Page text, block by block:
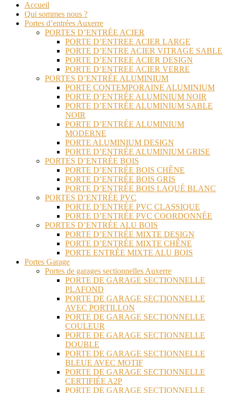
Accueil
Qui sommes nous ?
Portes d’entrées Auxerre
PORTES D’ENTRÉE ACIER
PORTE D’ENTREE ACIER LARGE
PORTE D’ENTRE ACIER VITRAGE SABLE
PORTE D’ENTREE ACIER DESIGN
PORTE D’ENTREE ACIER VERRE
PORTES D’ENTRÉE ALUMINIUM
PORTE CONTEMPORAINE ALUMINIUM
PORTE D’ENTRÉE ALUMINIUM NOIR
PORTE D’ENTRÉE ALUMINIUM SABLE
NOIR
PORTE D’ENTRÉE ALUMINIUM
MODERNE
PORTE ALUMINIUM DESIGN
PORTE D’ENTRÉE ALUMINIUM GRISE
PORTES D’ENTRÉE BOIS
PORTE D’ENTRÉE BOIS CHÊNE
PORTE D’ENTRÉE BOIS GRIS
PORTE D’ENTRÉE BOIS LAQUÉ BLANC
PORTES D’ENTRÉE PVC
PORTE D’ENTRÉE PVC CLASSIQUE
PORTE D’ENTRÉE PVC COORDONNÉE
PORTES D’ENTRÉE ALU BOIS
PORTE D’ENTRÉE MIXTE DESIGN
PORTE D’ENTRÉE MIXTE CHÊNE
PORTE ENTRÉE MIXTE ALU BOIS
Portes Garage
Portes de garages sectionnelles Auxerre
PORTE DE GARAGE SECTIONNELLE
PLAFOND
PORTE DE GARAGE SECTIONNELLE
AVEC PORTILLON
PORTE DE GARAGE SECTIONNELLE
COULEUR
PORTE DE GARAGE SECTIONNELLE
DOUBLE
PORTE DE GARAGE SECTIONNELLE
BLEUE AVEC MOTIF
PORTE DE GARAGE SECTIONNELLE
CERTIFIÉE A2P
PORTE DE GARAGE SECTIONNELLE